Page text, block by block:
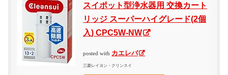
スイポット型浄水器用 交換カート
リッジ スーパーハイグレード(2個
入) CPC5W-NW
posted with カエレバ
三菱レイヨン・クリンスイ